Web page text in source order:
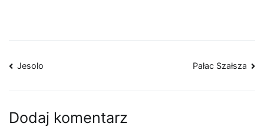
Nawigacja
Jesolo Pałac Szałsza
Dodaj komentarz